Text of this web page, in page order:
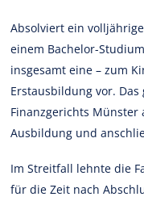
Absolviert ein
einem Bachelor-
insgesamt eine – zum
Erstausbildung vor.
Finanzgerichts
Ausbildung und
Im Streitfall lehnte die
für die Zeit nach